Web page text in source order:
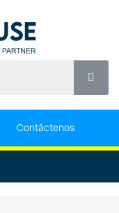
Contáctenos